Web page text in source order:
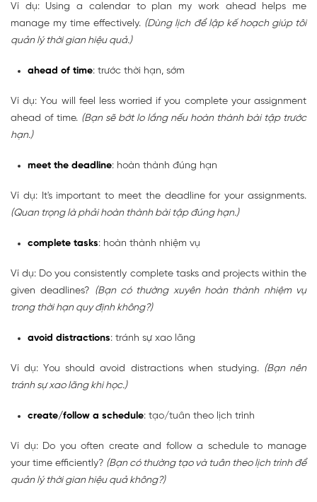
Ví dụ: Using a calendar to plan my work ahead helps me
manage my time effectively. (Dùng lịch để lập kế hoạch giúp tôi
quản lý thời gian hiệu quả.)
ahead of time: trước thời hạn, sớm
Ví dụ: You will feel less worried if you complete your assignment
ahead of time. (Bạn sẽ bớt lo lắng nếu hoàn thành bài tập trước
hạn.)
meet the deadline: hoàn thành đúng hạn
Ví dụ: It's important to meet the deadline for your assignments.
(Quan trọng là phải hoàn thành bài tập đúng hạn.)
complete tasks: hoàn thành nhiệm vụ
Ví dụ: Do you consistently complete tasks and projects within the
given deadlines? (Bạn có thường xuyên hoàn thành nhiệm vụ
trong thời hạn quy định không?)
avoid distractions: tránh sự xao lãng
Ví dụ: You should avoid distractions when studying. (Bạn nên
tránh sự xao lãng khi học.)
create/follow a schedule: tạo/tuân theo lịch trình
Ví dụ: Do you often create and follow a schedule to manage
your time efficiently? (Bạn có thường tạo và tuân theo lịch trình để
quản lý thời gian hiệu quả không?)